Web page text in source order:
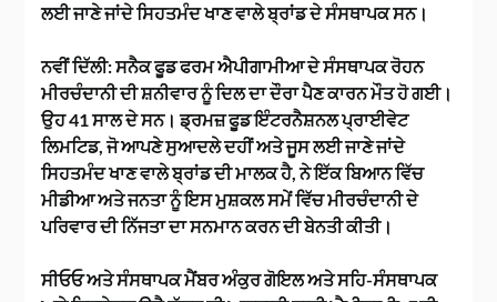
ਲਈ ਜਾਣੇ ਜਾਂਦੇ ਸਿਹਤਮੰਦ ਖਾਣ ਵਾਲੇ ਬ੍ਰਾਂਡ ਦੇ ਸੰਸਥਾਪਕ ਸਨ।
ਨਵੀਂ ਦਿੱਲੀ: ਸਨੈਕ ਫੂਡ ਫਰਮ ਐਪੀਗਾਮੀਆ ਦੇ ਸੰਸਥਾਪਕ ਰੋਹਨ
ਮੀਰਚੰਦਾਨੀ ਦੀ ਸ਼ਨੀਵਾਰ ਨੂੰ ਦਿਲ ਦਾ ਦੌਰਾ ਪੈਣ ਕਾਰਨ ਮੌਤ ਹੋ ਗਈ।
ਉਹ 41 ਸਾਲ ਦੇ ਸਨ। ਡ੍ਰਮਜ਼ ਫੂਡ ਇੰਟਰਨੈਸ਼ਨਲ ਪ੍ਰਾਈਵੇਟ
ਲਿਮਟਿਡ, ਜੋ ਆਪਣੇ ਸੁਆਦਲੇ ਦਹੀਂ ਅਤੇ ਜੂਸ ਲਈ ਜਾਣੇ ਜਾਂਦੇ
ਸਿਹਤਮੰਦ ਖਾਣ ਵਾਲੇ ਬ੍ਰਾਂਡ ਦੀ ਮਾਲਕ ਹੈ, ਨੇ ਇੱਕ ਬਿਆਨ ਵਿੱਚ
ਮੀਡੀਆ ਅਤੇ ਜਨਤਾ ਨੂੰ ਇਸ ਮੁਸ਼ਕਲ ਸਮੇਂ ਵਿੱਚ ਮੀਰਚੰਦਾਨੀ ਦੇ
ਪਰਿਵਾਰ ਦੀ ਨਿੱਜਤਾ ਦਾ ਸਨਮਾਨ ਕਰਨ ਦੀ ਬੇਨਤੀ ਕੀਤੀ।
ਸੀਓਓ ਅਤੇ ਸੰਸਥਾਪਕ ਮੈਂਬਰ ਅੰਕੁਰ ਗੋਇਲ ਅਤੇ ਸਹਿ-ਸੰਸਥਾਪਕ